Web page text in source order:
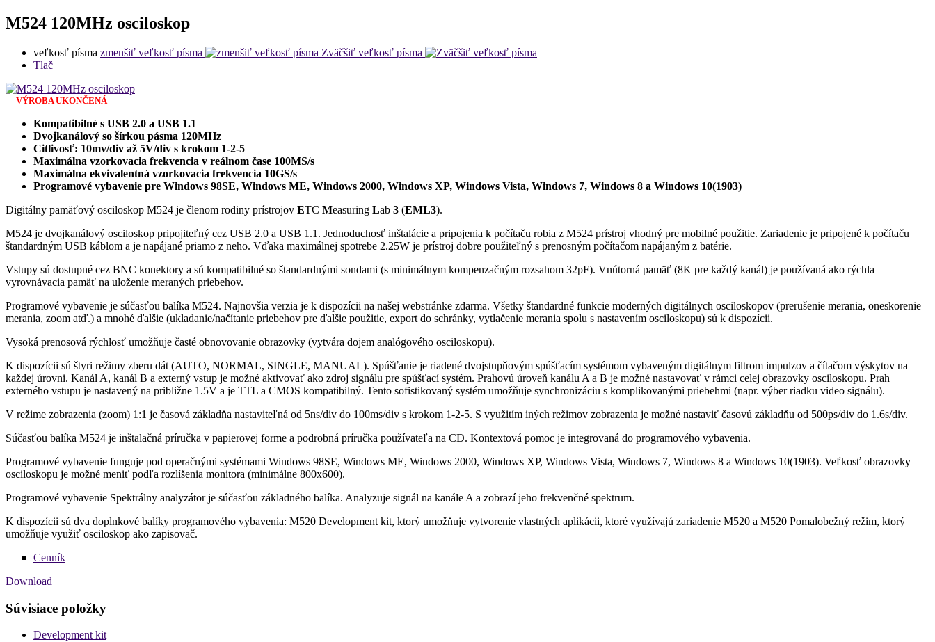
M524 120MHz osciloskop
veľkosť písma zmenšiť veľkosť písma
Zväčšiť veľkosť písma
Tlač
VÝROBA UKONČENÁ
Kompatibilné s USB 2.0 a USB 1.1
Dvojkanálový so šírkou pásma 120MHz
Citlivosť: 10mv/div až 5V/div s krokom 1-2-5
Maximálna vzorkovacia frekvencia v reálnom čase 100MS/s
Maximálna ekvivalentná vzorkovacia frekvencia 10GS/s
Programové vybavenie pre Windows 98SE, Windows ME, Windows 2000, Windows XP, Windows Vista, Windows 7, Windows 8 a Windows 10(1903)
Digitálny pamäťový osciloskop M524 je členom rodiny prístrojov ETC Measuring Lab 3 (EML3).
M524 je dvojkanálový osciloskop pripojiteľný cez USB 2.0 a USB 1.1. Jednoduchosť inštalácie a pripojenia k počítaču robia z M524 prístroj vhodný pre mobilné použitie. Zariadenie je pripojené k počítaču
štandardným USB káblom a je napájané priamo z neho. Vďaka maximálnej spotrebe 2.25W je prístroj dobre použiteľný s prenosným počítačom napájaným z batérie.
Vstupy sú dostupné cez BNC konektory a sú kompatibilné so štandardnými sondami (s minimálnym kompenzačným rozsahom 32pF). Vnútorná pamäť (8K pre každý kanál) je používaná ako rýchla
vyrovnávacia pamäť na uloženie meraných priebehov.
Programové vybavenie je súčasťou balíka M524. Najnovšia verzia je k dispozícii na našej webstránke zdarma. Všetky štandardné funkcie moderných digitálnych osciloskopov (prerušenie merania, oneskorenie
merania, zoom atď.) a mnohé ďalšie (ukladanie/načítanie priebehov pre ďalšie použitie, export do schránky, vytlačenie merania spolu s nastavením osciloskopu) sú k dispozícii.
Vysoká prenosová rýchlosť umožňuje časté obnovovanie obrazovky (vytvára dojem analógového osciloskopu).
K dispozícii sú štyri režimy zberu dát (AUTO, NORMAL, SINGLE, MANUAL). Spúšťanie je riadené dvojstupňovým spúšťacím systémom vybaveným digitálnym filtrom impulzov a čítačom výskytov na
každej úrovni. Kanál A, kanál B a externý vstup je možné aktivovať ako zdroj signálu pre spúšťací systém. Prahovú úroveň kanálu A a B je možné nastavovať v rámci celej obrazovky osciloskopu. Prah
externého vstupu je nastavený na približne 1.5V a je TTL a CMOS kompatibilný. Tento sofistikovaný systém umožňuje synchronizáciu s komplikovanými priebehmi (napr. výber riadku video signálu).
V režime zobrazenia (zoom) 1:1 je časová základňa nastaviteľná od 5ns/div do 100ms/div s krokom 1-2-5. S využitím iných režimov zobrazenia je možné nastaviť časovú základňu od 500ps/div do 1.6s/div.
Súčasťou balíka M524 je inštalačná príručka v papierovej forme a podrobná príručka používateľa na CD. Kontextová pomoc je integrovaná do programového vybavenia.
Programové vybavenie funguje pod operačnými systémami Windows 98SE, Windows ME, Windows 2000, Windows XP, Windows Vista, Windows 7, Windows 8 a Windows 10(1903). Veľkosť obrazovky
osciloskopu je možné meniť podľa rozlíšenia monitora (minimálne 800x600).
Programové vybavenie Spektrálny analyzátor je súčasťou základného balíka. Analyzuje signál na kanále A a zobrazí jeho frekvenčné spektrum.
K dispozícii sú dva doplnkové balíky programového vybavenia: M520 Development kit, ktorý umožňuje vytvorenie vlastných aplikácii, ktoré využívajú zariadenie M520 a M520 Pomalobežný režim, ktorý
umožňuje využiť osciloskop ako zapisovač.
Cenník
Download
Súvisiace položky
Development kit